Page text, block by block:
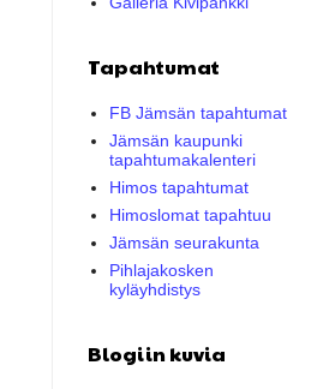
Tapahtumat
FB Jämsän tapahtumat
Jämsän kaupunki
tapahtumakalenteri
Himos tapahtumat
Himoslomat tapahtuu
Jämsän seurakunta
Pihlajakosken
kyläyhdistys
Blogiin kuvia